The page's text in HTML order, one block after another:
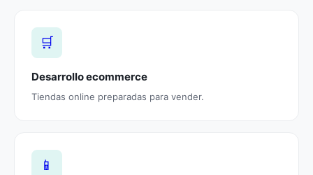
🛒
Desarrollo ecommerce
Tiendas online preparadas para vender.
📱